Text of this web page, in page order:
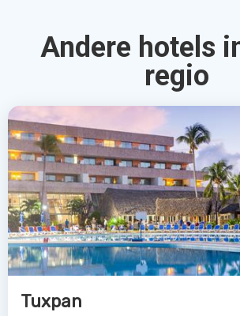
Andere hotels
regio
Tuxpan